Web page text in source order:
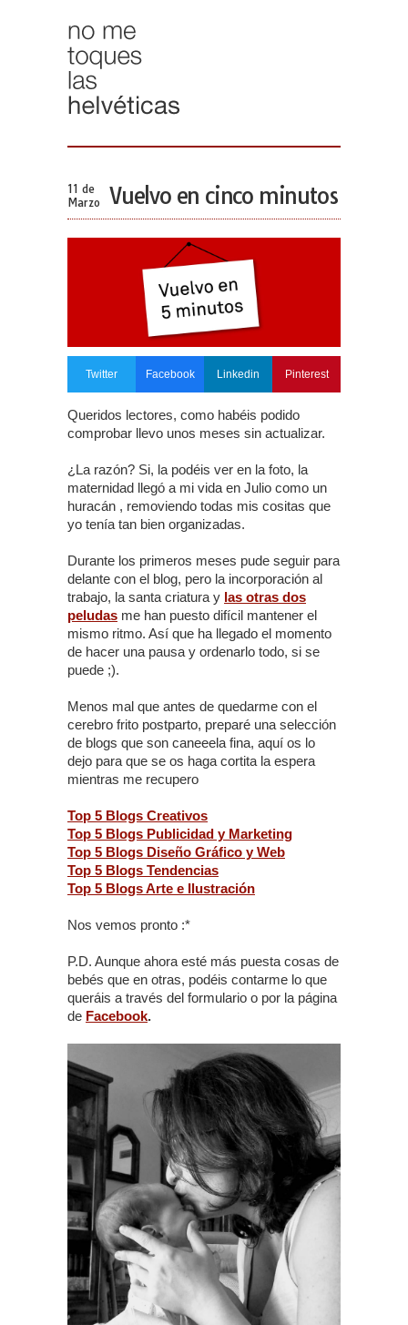
11 de
Marzo
Vuelvo en cinco minutos
Twitter Facebook Linkedin Pinterest
Queridos lectores, como habéis podido
comprobar llevo unos meses sin actualizar.
¿La razón? Si, la podéis ver en la foto, la
maternidad llegó a mi vida en Julio como un
huracán , removiendo todas mis cositas que
yo tenía tan bien organizadas.
Durante los primeros meses pude seguir para
delante con el blog, pero la incorporación al
trabajo, la santa criatura y las otras dos
peludas me han puesto difícil mantener el
mismo ritmo. Así que ha llegado el momento
de hacer una pausa y ordenarlo todo, si se
puede ;).
Menos mal que antes de quedarme con el
cerebro frito postparto, preparé una selección
de blogs que son caneeela fina, aquí os lo
dejo para que se os haga cortita la espera
mientras me recupero
Top 5 Blogs Creativos
Top 5 Blogs Publicidad y Marketing
Top 5 Blogs Diseño Gráfico y Web
Top 5 Blogs Tendencias
Top 5 Blogs Arte e Ilustración
Nos vemos pronto :*
P.D. Aunque ahora esté más puesta cosas de
bebés que en otras, podéis contarme lo que
queráis a través del formulario o por la página
de Facebook.